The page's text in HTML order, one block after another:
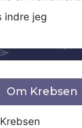
indre jeg
Om Krebsen